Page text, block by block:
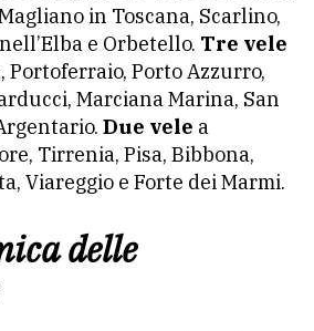
in Toscana, Scarlino,
e Orbetello. Tre vele
Portoferraio, Porto Azzurro,
Marciana Marina, San
Due vele a
Tirrenia, Pisa, Bibbona,
Viareggio e Forte dei Marmi.
delle